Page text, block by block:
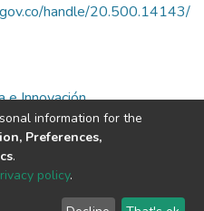
handle/20.500.14143/
e Innovación
© 2002-2026
End User Send
information for the
Preferences,
.
policy.